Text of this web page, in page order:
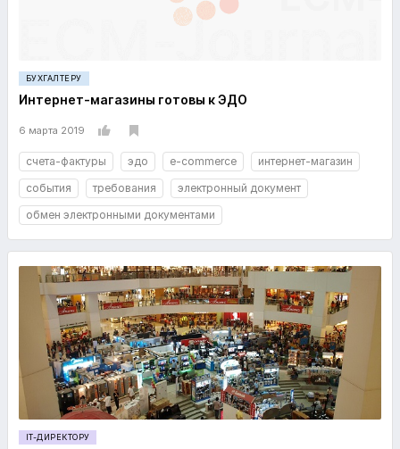
БУХГАЛТЕРУ
Интернет-магазины готовы к ЭДО
6 марта 2019
счета-фактуры эдо e-commerce
интернет-магазин
события
требования
электронный документ
обмен электронными документами
IT-ДИРЕКТОРУ